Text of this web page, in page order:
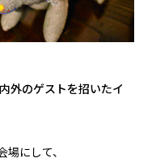
外のゲストを招いたイ
にして、